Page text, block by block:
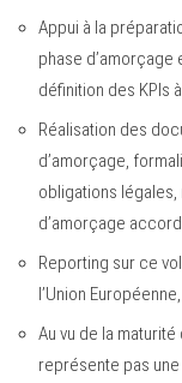
Appui à la
phase d’amorçage
définition des KPIs
Réalisation des
d’amorçage,
obligations
d’amorçage
Reporting sur ce
l’Union
Au vu de la
représente pas